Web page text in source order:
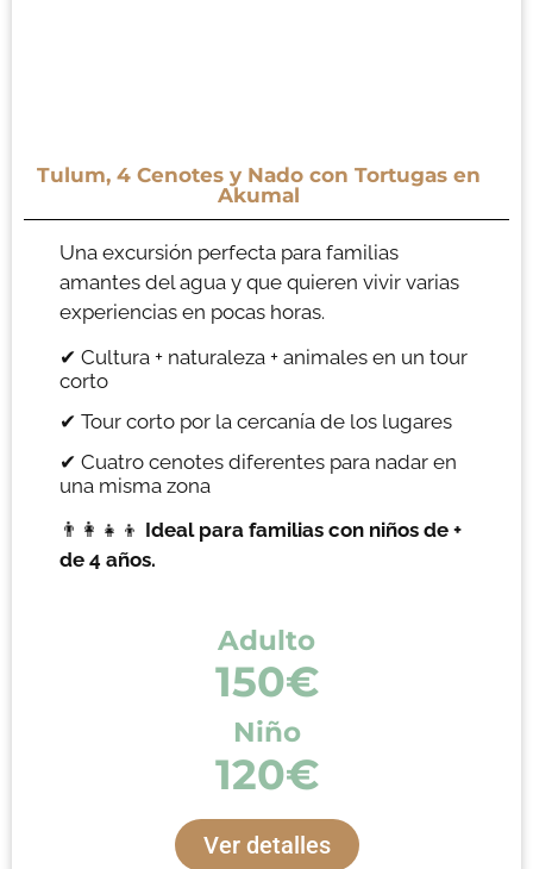
Tulum, 4 Cenotes y Nado con Tortugas en
Akumal
Una excursión perfecta para familias
amantes del agua y que quieren vivir varias
experiencias en pocas horas.
✔ Cultura + naturaleza + animales en un tour
corto
✔ Tour corto por la cercanía de los lugares
✔ Cuatro cenotes diferentes para nadar en
una misma zona
👨‍👩‍👧‍👦 Ideal para familias con niños de +
de 4 años.
Adulto
150€
Niño
120€
Ver detalles